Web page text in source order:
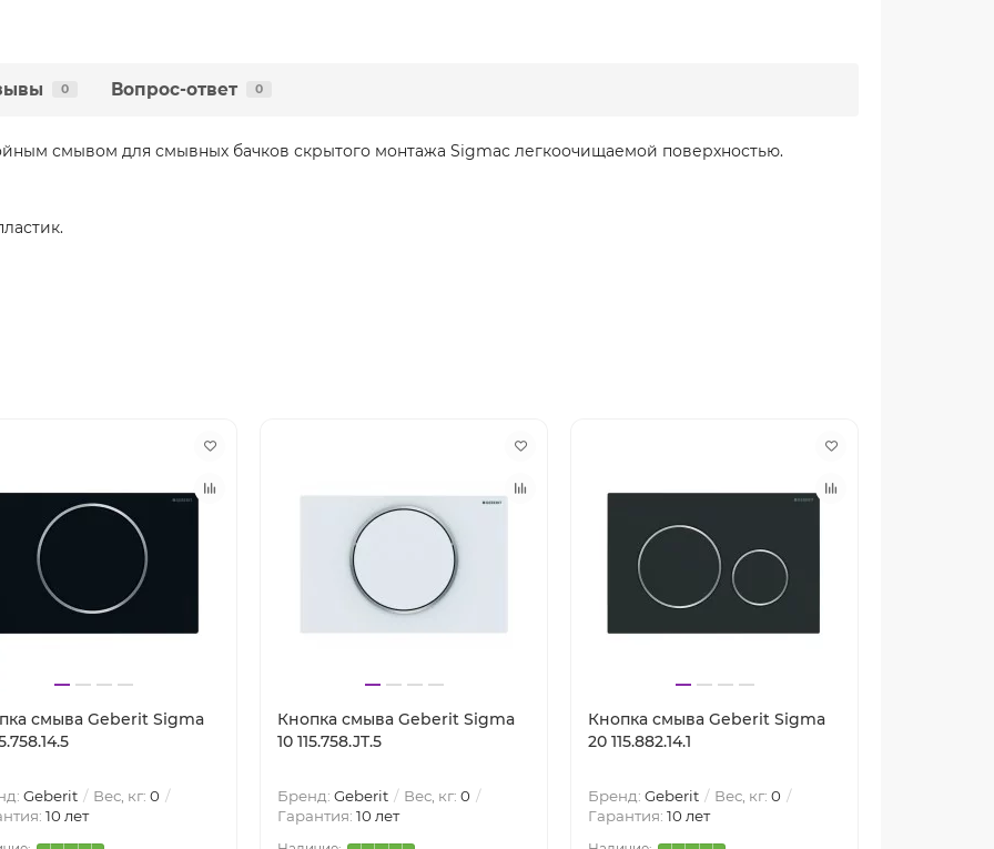
0 Вопрос-ответ 0
смывом для смывных бачков скрытого монтажа Sigmaс легкоочищаемой поверхностью.
смыва Geberit Sigma
Geberit Вес, кг: 0
10 лет
Кнопка смыва Geberit Sigma
10 115.758.JT.5
Бренд: Geberit Вес, кг: 0
Гарантия: 10 лет
Кнопка смыва Geberit Sigma
20 115.882.14.1
Бренд: Geberit Вес, кг: 0
Гарантия: 10 лет